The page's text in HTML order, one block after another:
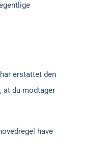
erstattet den
at du modtager
have